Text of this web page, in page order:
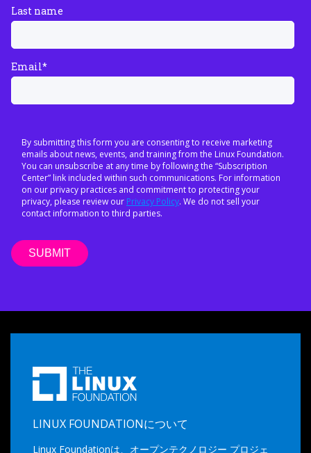
Last name
Email*
By submitting this form you are consenting to receive marketing
emails about news, events, and training from the Linux Foundation.
You can unsubscribe at any time by following the “Subscription
Center” link included within such communications. For information
on our privacy practices and commitment to protecting your
privacy, please review our Privacy Policy. We do not sell your
contact information to third parties.
LINUX FOUNDATIONについて
Linux Foundationは、オープンテクノロジー プロジェ